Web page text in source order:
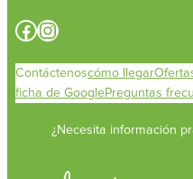
Facebook Instagram
Contáctenoscómo llegar
ficha de GooglePreguntas
¿Necesita información